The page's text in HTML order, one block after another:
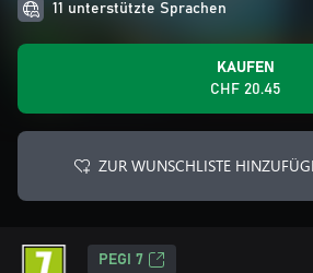
11 unterstützte Sprachen
KAUFEN
CHF 20.45
ZUR WUNSCHLISTE
PEGI 7